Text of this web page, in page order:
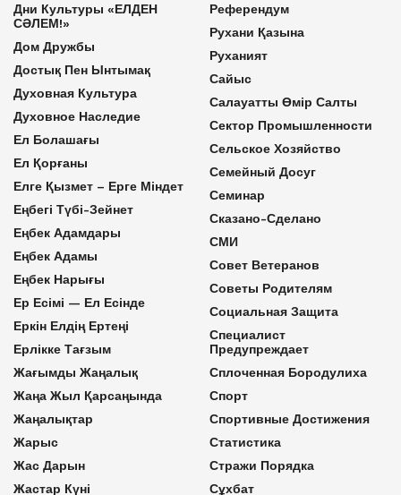
Дни Культуры «ЕЛДЕН
СӘЛЕМ!»
Дом Дружбы
Достық Пен Ынтымақ
Духовная Культура
Духовное Наследие
Ел Болашағы
Ел Қорғаны
Елге Қызмет – Ерге Міндет
Еңбегі Түбі-Зейнет
Еңбек Адамдары
Еңбек Адамы
Еңбек Нарығы
Ер Есімі — Ел Есінде
Еркін Елдің Ертеңі
Ерлікке Тағзым
Жағымды Жаңалық
Жаңа Жыл Қарсаңында
Жаңалықтар
Жарыс
Жас Дарын
Жастар Күні
Референдум
Рухани Қазына
Руханият
Сайыс
Салауатты Өмір Салты
Сектор Промышленности
Сельское Хозяйство
Семейный Досуг
Семинар
Сказано-Сделано
СМИ
Совет Ветеранов
Советы Родителям
Социальная Защита
Специалист
Предупреждает
Сплоченная Бородулиха
Спорт
Спортивные Достижения
Статистика
Стражи Порядка
Сұхбат